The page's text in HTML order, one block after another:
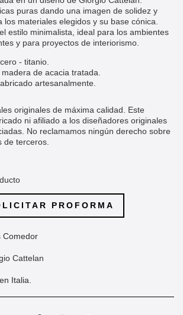
puras dando una imagen de solidez y
materiales elegidos y su base cónica.
estilo minimalista, ideal para los ambientes
y para proyectos de interiorismo.
- titanio.
de acacia tratada.
artesanalmente.
originales de máxima calidad. Este
ni afiliado a los diseñadores originales
No reclamamos ningún derecho sobre
de terceros.
PROFORMA
Comedor
Cattelan
Italia.